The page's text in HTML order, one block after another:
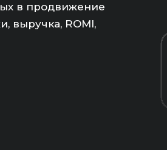
в продвижение
выручка, ROMI,